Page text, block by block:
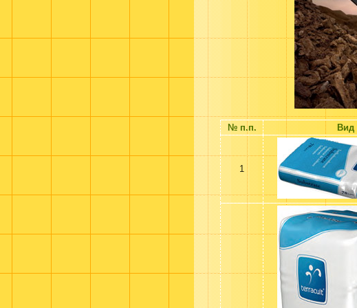
№ п.п. Вид
1